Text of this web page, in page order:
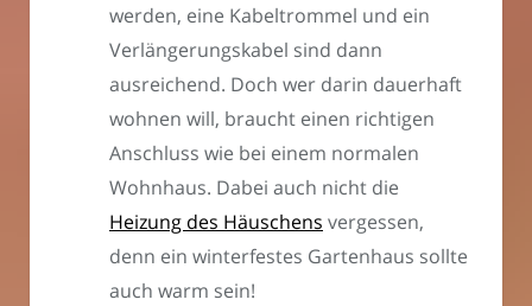
werden, eine Kabeltrommel und ein
Verlängerungskabel sind dann
ausreichend. Doch wer darin dauerhaft
wohnen will, braucht einen richtigen
Anschluss wie bei einem normalen
Wohnhaus. Dabei auch nicht die
Heizung des Häuschens vergessen,
denn ein winterfestes Gartenhaus sollte
auch warm sein!